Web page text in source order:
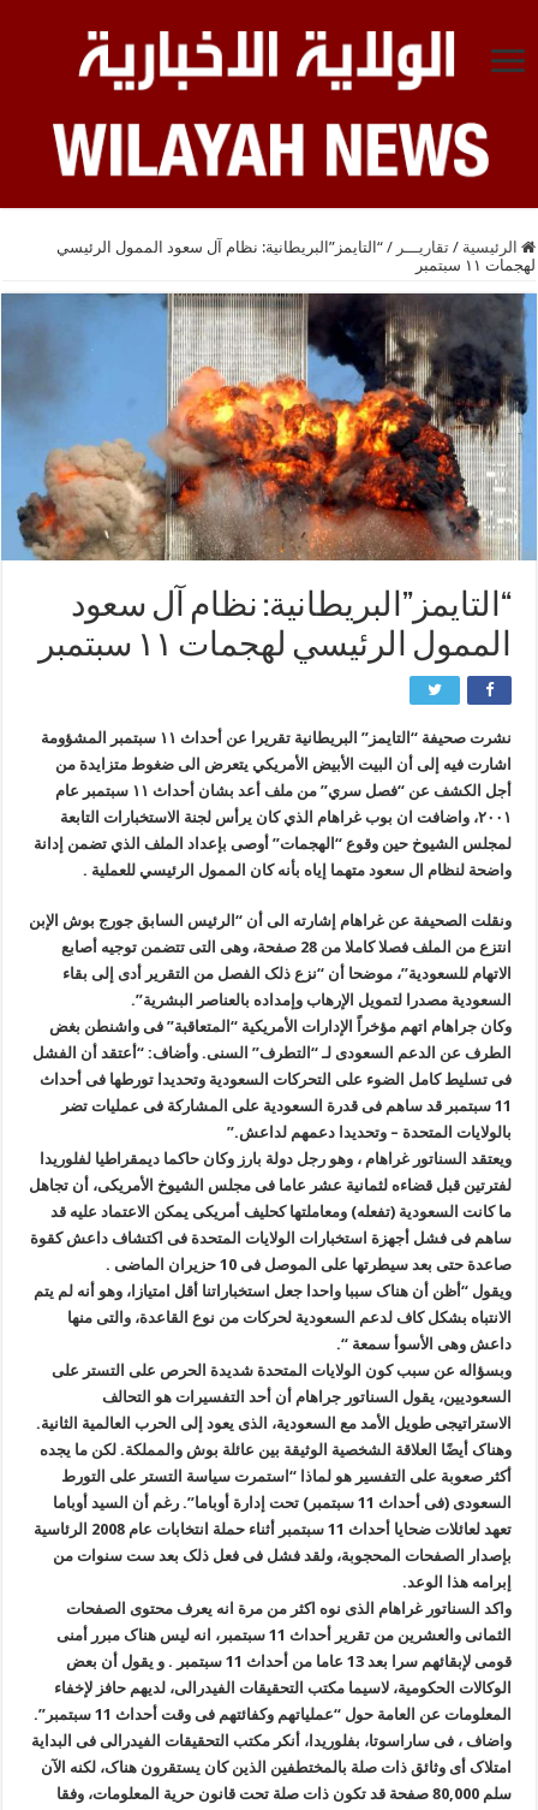
الرئيسية / تقاريـــر / “التايمز”البريطانية: نظام آل سعود الممول الرئيسي
لهجمات ۱۱ سبتمبر
“التايمز”البريطانية: نظام آل سعود
الممول الرئيسي لهجمات ۱۱ سبتمبر
نشرت صحيفة “التايمز” البريطانية تقريرا عن أحداث ۱۱ سبتمبر المشؤومة
اشارت فيه إلى أن البيت الأبيض الأمريكي يتعرض الى ضغوط متزايدة من
أجل الكشف عن “فصل سري” من ملف أعد بشان أحداث ۱۱ سبتمبر عام
۲۰۰۱، واضافت ان بوب غراهام الذي كان يرأس لجنة الاستخبارات التابعة
لمجلس الشيوخ حين وقوع “الهجمات” أوصى بإعداد الملف الذي تضمن إدانة
واضحة لنظام ال سعود متهما إياه بأنه كان الممول الرئيسي للعملية .
ونقلت الصحیفة عن غراهام إشارته الى أن “الرئیس السابق جورج بوش الإبن
انتزع من الملف فصلا کاملا من 28 صفحة، وهی التی تتضمن توجیه أصابع
الاتهام للسعودیة”، موضحا أن “نزع ذلک الفصل من التقریر أدى إلى بقاء
السعودیة مصدرا لتمویل الإرهاب وإمداده بالعناصر البشریة”.
وکان جراهام اتهم مؤخراً الإدارات الأمریکیة “المتعاقبة” فی واشنطن بغض
الطرف عن الدعم السعودی لـ “التطرف” السنی. وأضاف: “أعتقد أن الفشل
فی تسلیط کامل الضوء علی التحرکات السعودیة وتحدیدا تورطها فی أحداث
11 سبتمبر قد ساهم فی قدرة السعودیة علی المشارکة فی عملیات تضر
بالولایات المتحدة – وتحدیدا دعمهم لداعش.”
ویعتقد السناتور غراهام ، وهو رجل دولة بارز وکان حاکما دیمقراطیا لفلوریدا
لفترتین قبل قضاءه لثمانیة عشر عاما فی مجلس الشیوخ الأمریکی، أن تجاهل
ما کانت السعودیة (تفعله) ومعاملتها کحلیف أمریکی یمکن الاعتماد علیه قد
ساهم فی فشل أجهزة استخبارات الولایات المتحدة فی اکتشاف داعش کقوة
صاعدة حتی بعد سیطرتها على الموصل فی 10 حزیران الماضی .
ویقول “أظن أن هناک سببا واحدا جعل استخباراتنا أقل امتیازا، وهو أنه لم یتم
الانتباه بشکل کاف لدعم السعودیة لحرکات من نوع القاعدة، والتی منها
داعش وهی الأسوأ سمعة “.
وبسؤاله عن سبب کون الولایات المتحدة شدیدة الحرص علی التستر علی
السعودیین، یقول السناتور جراهام أن أحد التفسیرات هو التحالف
الاستراتیجی طویل الأمد مع السعودیة، الذی یعود إلی الحرب العالمیة الثانیة.
وهناک أیضًا العلاقة الشخصیة الوثیقة بین عائلة بوش والمملکة. لکن ما یجده
أکثر صعوبة علی التفسیر هو لماذا “استمرت سیاسة التستر علی التورط
السعودی (فی أحداث 11 سبتمبر) تحت إدارة أوباما”. رغم أن السید أوباما
تعهد لعائلات ضحایا أحداث 11 سبتمبر أثناء حملة انتخابات عام 2008 الرئاسیة
بإصدار الصفحات المحجوبة، ولقد فشل فی فعل ذلک بعد ست سنوات من
إبرامه هذا الوعد.
واکد السناتور غراهام الذی نوه اکثر من مرة انه یعرف محتوى الصفحات
الثمانی والعشرین من تقریر أحداث 11 سبتمبر، انه لیس هناک مبرر أمنی
قومی لإبقائهم سرا بعد 13 عاما من أحداث 11 سبتمبر . و یقول أن بعض
الوکالات الحکومیة، لاسیما مکتب التحقیقات الفیدرالی، لدیهم حافز لإخفاء
المعلومات عن العامة حول “عملیاتهم وکفائتهم فی وقت أحداث 11 سبتمبر”.
واضاف ، فی ساراسوتا، بفلوریدا، أنکر مکتب التحقیقات الفیدرالی فی البدایة
امتلاک أی وثائق ذات صلة بالمختطفین الذین کان یستقرون هناک، لکنه الآن
سلم 80,000 صفحة قد تکون ذات صلة تحت قانون حریة المعلومات، وفقا